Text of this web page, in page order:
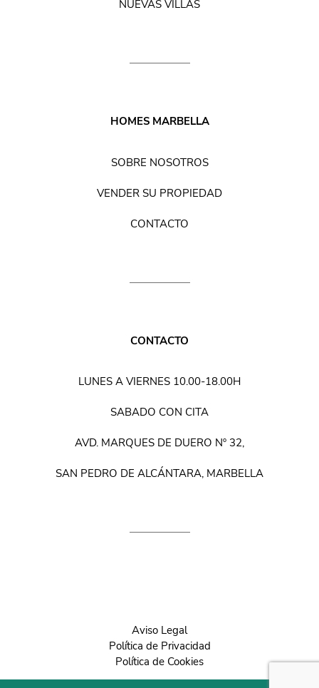
NUEVAS VILLAS
HOMES MARBELLA
SOBRE NOSOTROS
VENDER SU PROPIEDAD
CONTACTO
CONTACTO
LUNES A VIERNES 10.00-18.00H
SABADO CON CITA
AVD. MARQUES DE DUERO Nº 32,
SAN PEDRO DE ALCÁNTARA, MARBELLA
Aviso Legal
Política de Privacidad
Política de Cookies